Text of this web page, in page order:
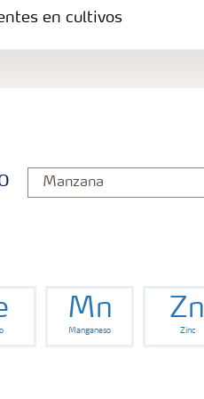
en cultivos
Mn
Manganeso
Zn
Zinc